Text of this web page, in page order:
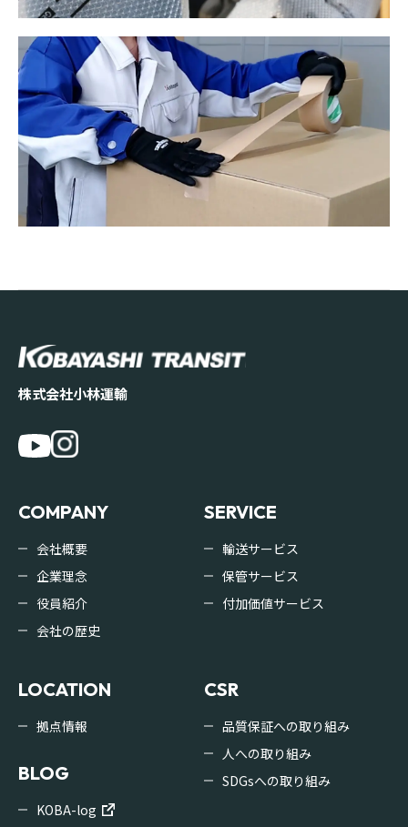
株式会社小林運輸
COMPANY
会社概要
企業理念
役員紹介
会社の歴史
SERVICE
輸送サービス
保管サービス
付加価値サービス
LOCATION
拠点情報
BLOG
KOBA-log
CSR
品質保証への取り組み
人への取り組み
SDGsへの取り組み